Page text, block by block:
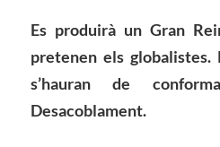
Es produirà un Gran
pretenen els
s’hauran de
Desacoblament.